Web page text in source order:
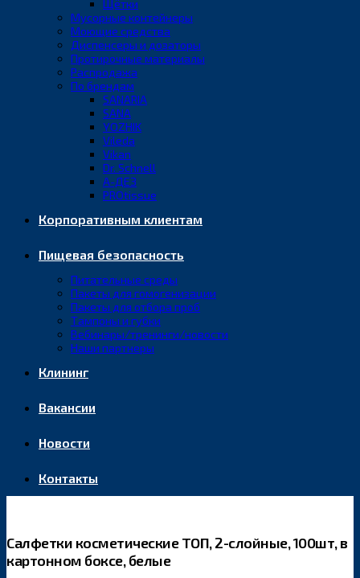
Щётки
Мусорные контейнеры
Моющие средства
Диспенсеры и дозаторы
Протирочные материалы
Распродажа
По брендам
SANARIA
SANA
YOZHIK
Vileda
Vikan
Dr. Schnell
А-ДЕЗ
PROtissue
Корпоративным клиентам
Пищевая безопасность
Питательные среды
Пакеты для гомогенизации
Пакеты для отбора проб
Тампоны и губки
Вебинары/тренинги/новости
Наши партнеры
Клининг
Вакансии
Новости
Контакты
Салфетки косметические ТОП, 2-слойные, 100шт, в
картонном боксе, белые